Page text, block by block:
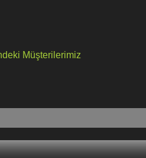
Müşterilerimiz